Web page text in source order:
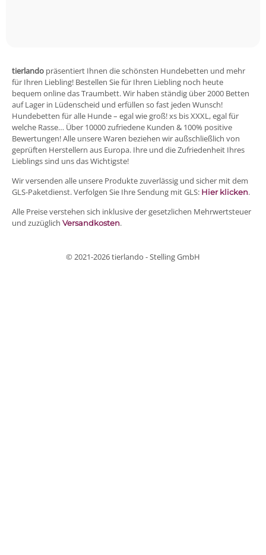
tierlando präsentiert Ihnen die schönsten Hundebetten und mehr
für Ihren Liebling! Bestellen Sie für Ihren Liebling noch heute
bequem online das Traumbett. Wir haben ständig über 2000 Betten
auf Lager in Lüdenscheid und erfüllen so fast jeden Wunsch!
Hundebetten für alle Hunde – egal wie groß! xs bis XXXL, egal für
welche Rasse… Über 10000 zufriedene Kunden & 100% positive
Bewertungen! Alle unsere Waren beziehen wir außschließlich von
geprüften Herstellern aus Europa. Ihre und die Zufriedenheit Ihres
Lieblings sind uns das Wichtigste!
Wir versenden alle unsere Produkte zuverlässig und sicher mit dem
GLS-Paketdienst. Verfolgen Sie Ihre Sendung mit GLS: Hier klicken.
Alle Preise verstehen sich inklusive der gesetzlichen Mehrwertsteuer
und zuzüglich Versandkosten.
© 2021-2026 tierlando - Stelling GmbH